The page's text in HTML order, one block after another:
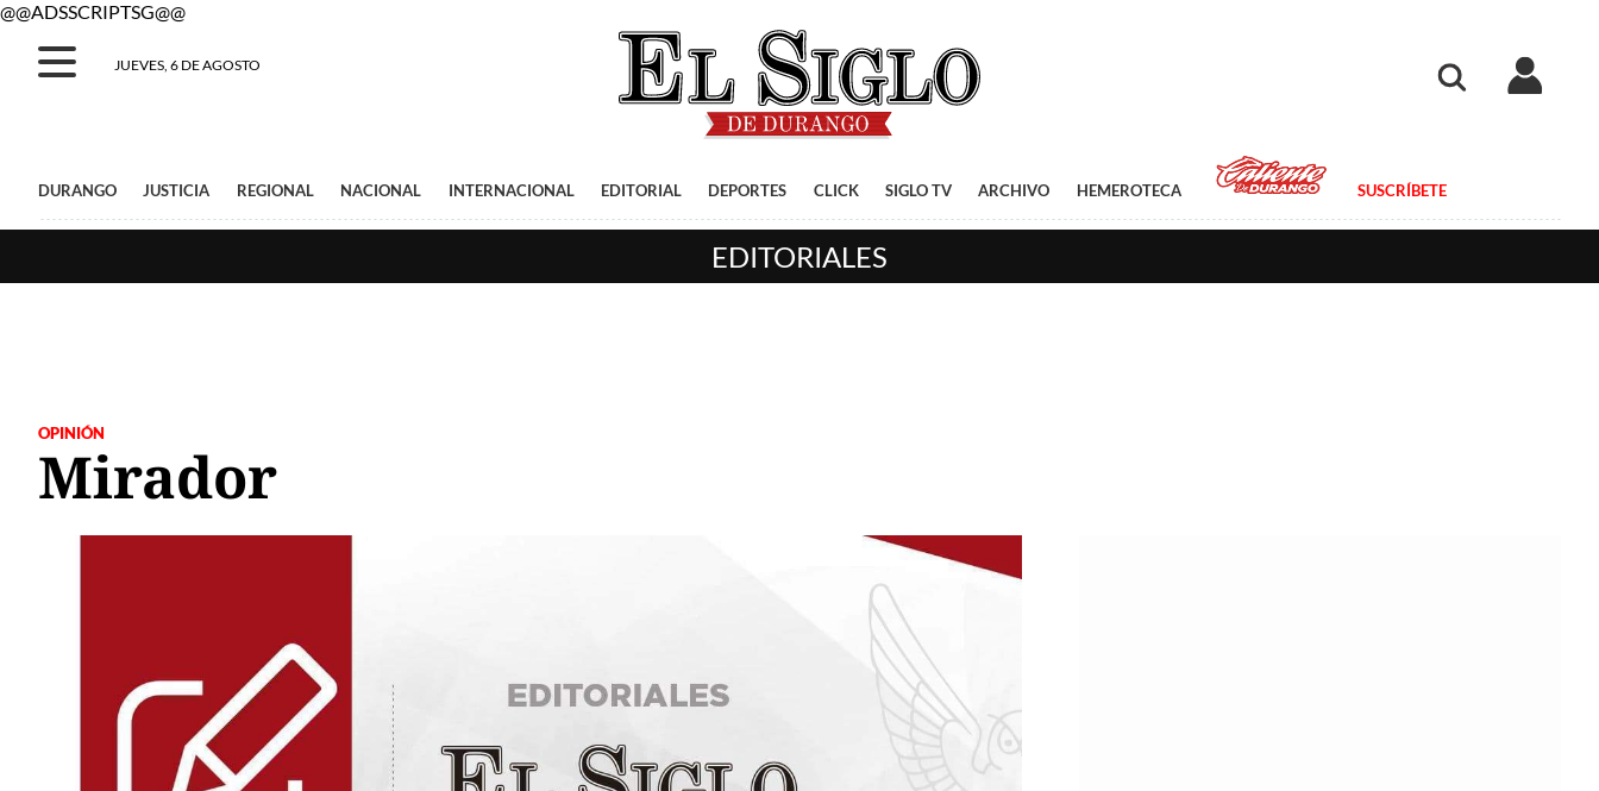
@@ADSSCRIPTSG@@
JUEVES, 6 DE AGOSTO
DURANGO JUSTICIA REGIONAL NACIONAL INTERNACIONAL EDITORIAL DEPORTES CLICK SIGLO TV ARCHIVO HEMEROTECA SUSCRÍBETE
EDITORIALES
OPINIÓN
Mirador